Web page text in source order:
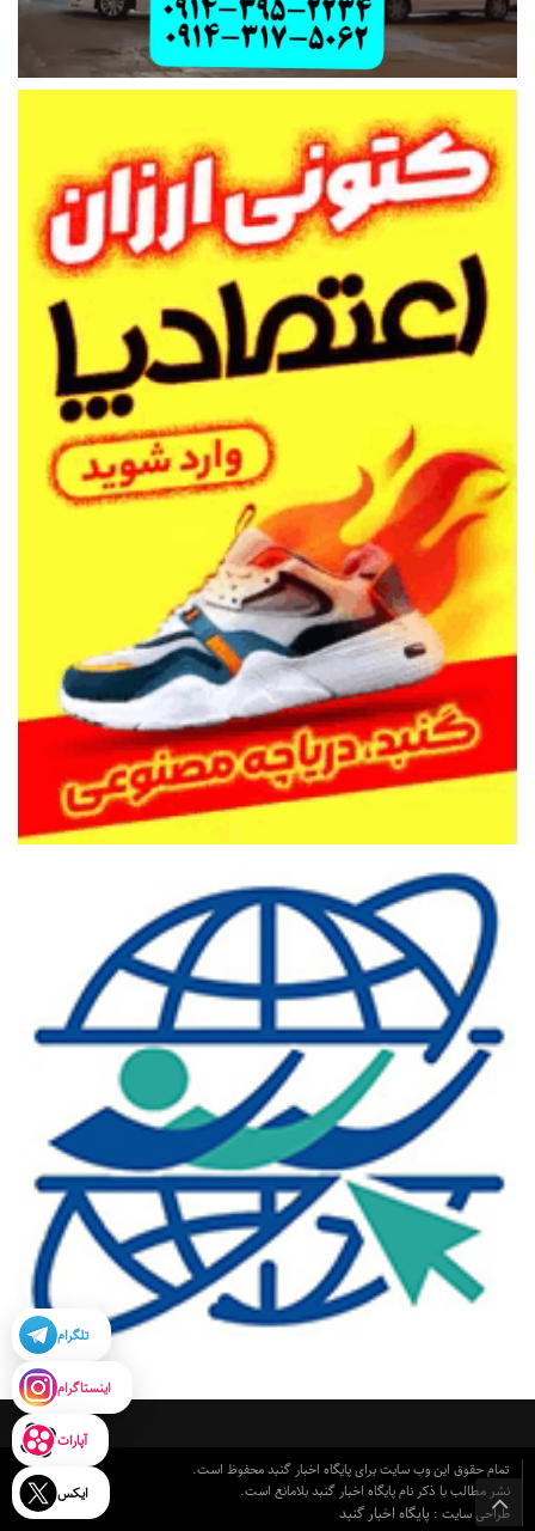
تمام حقوق این وب سایت برای پایگاه اخبار گنبد محفوظ است.
نشر مطالب با ذکر نام پایگاه اخبار گنبد بلامانع است.
طراحی سایت : پایگاه اخبار گنبد
تلگرام
اینستاگرام
آپارات
ایکس